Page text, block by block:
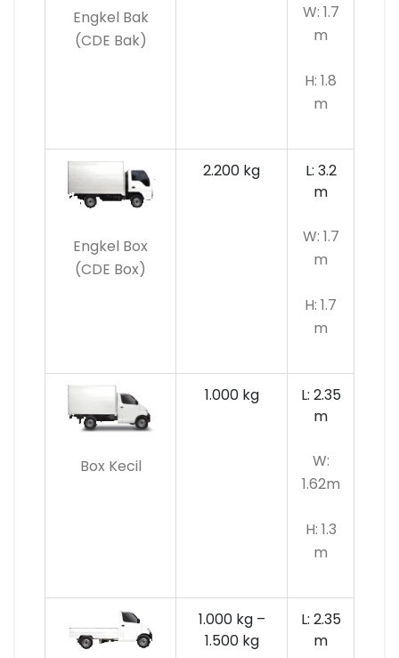
Engkel Bak
(CDE Bak)
W: 1.7
m
H: 1.8
m
Engkel Box
(CDE Box)
2.200 kg
L: 3.2
m
W: 1.7
m
H: 1.7
m
Box Kecil
1.000 kg
L: 2.35
m
W:
1.62m
H: 1.3
m
1.000 kg –
1.500 kg
L: 2.35
m